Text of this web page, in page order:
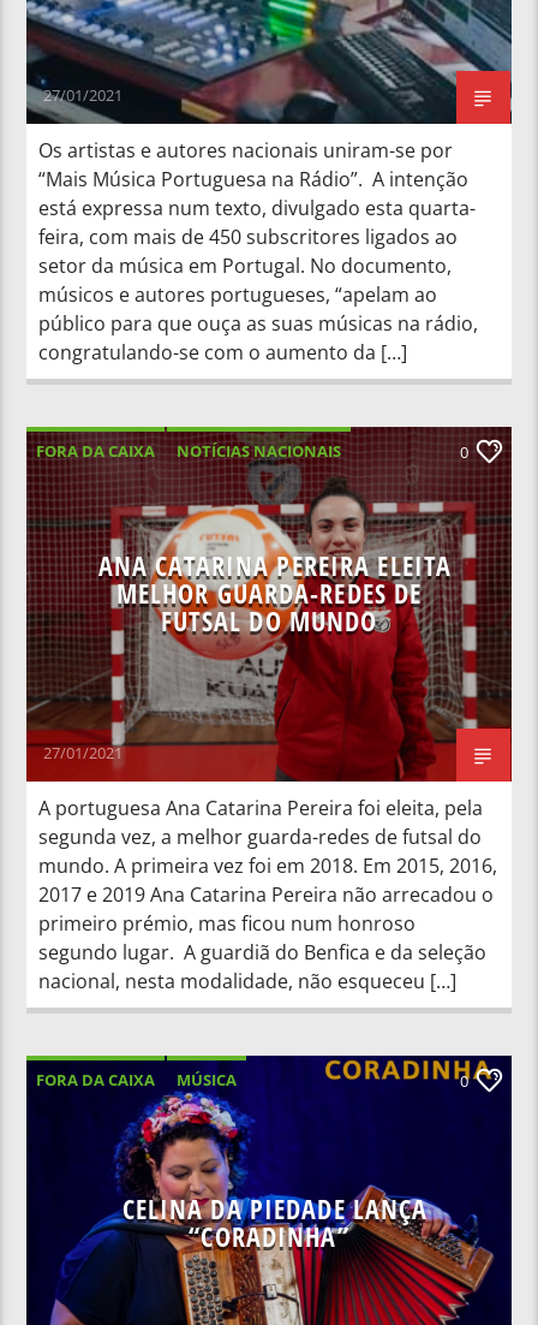
27/01/2021
Os artistas e autores nacionais uniram-se por
“Mais Música Portuguesa na Rádio”. A intenção
está expressa num texto, divulgado esta quarta-
feira, com mais de 450 subscritores ligados ao
setor da música em Portugal. No documento,
músicos e autores portugueses, “apelam ao
público para que ouça as suas músicas na rádio,
congratulando-se com o aumento da […]
FORA DA CAIXA NOTÍCIAS NACIONAIS 0
ANA CATARINA PEREIRA ELEITA
MELHOR GUARDA-REDES DE
FUTSAL DO MUNDO
27/01/2021
A portuguesa Ana Catarina Pereira foi eleita, pela
segunda vez, a melhor guarda-redes de futsal do
mundo. A primeira vez foi em 2018. Em 2015, 2016,
2017 e 2019 Ana Catarina Pereira não arrecadou o
primeiro prémio, mas ficou num honroso
segundo lugar. A guardiã do Benfica e da seleção
nacional, nesta modalidade, não esqueceu […]
FORA DA CAIXA MÚSICA 0
CELINA DA PIEDADE LANÇA
“CORADINHA”